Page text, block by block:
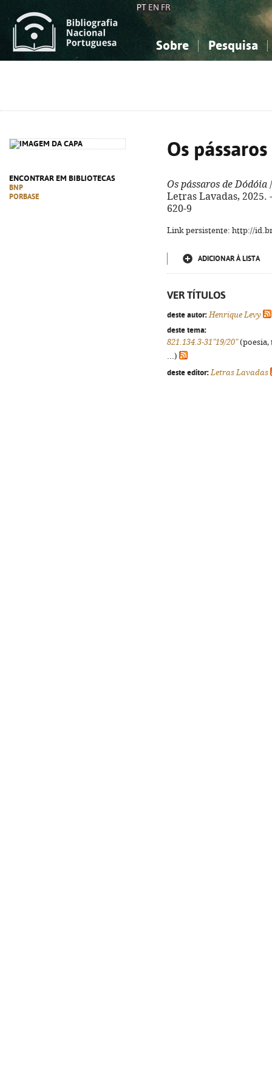
PT EN FR
Sobre Pesquisa
ENCONTRAR EM BIBLIOTECAS
BNP
PORBASE
Os
Os pássaros de Dódóia
Letras Lavadas, 2025.
620-9
Link persistente: http://
ADICIONAR À LISTA
VER TÍTULOS
deste autor: Henrique Levy
deste tema:
821.134.3-31"19/20"(poesia,
...)
deste editor: Letras Lavadas